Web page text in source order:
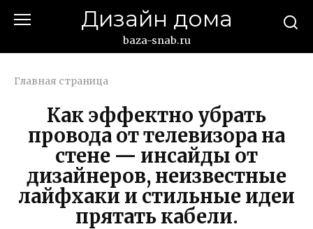
Дизайн дома
baza-snab.ru
Главная страница
Как эффектно убрать
провода от телевизора на
стене — инсайды от
дизайнеров, неизвестные
лайфхаки и стильные идеи
прятать кабели.